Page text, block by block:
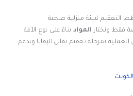
التعقيم لبيئة منزلية صحية
فقط ونختار المواد بناءً على نوع الآفة
بمرحلة تعقيم تقلل البقايا وتدعم